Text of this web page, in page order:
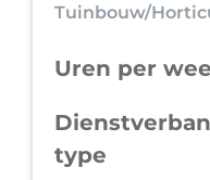
Tuinbouw/
Uren per
type